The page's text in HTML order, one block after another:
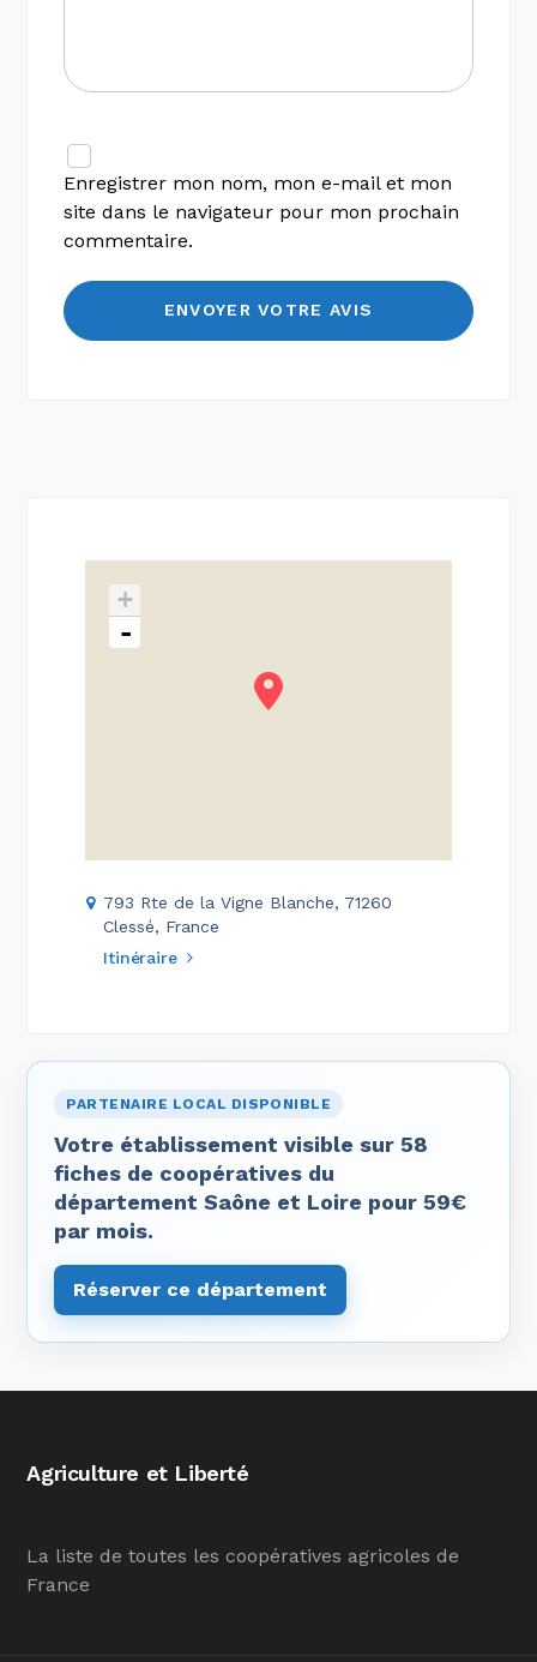
Enregistrer mon nom, mon e-mail et mon
site dans le navigateur pour mon prochain
commentaire.
+
-
793 Rte de la Vigne Blanche, 71260
Clessé, France
Itinéraire
PARTENAIRE LOCAL DISPONIBLE
Votre établissement visible sur 58
fiches de coopératives du
département Saône et Loire pour 59€
par mois.
Réserver ce département
Agriculture et Liberté
La liste de toutes les coopératives agricoles de
France